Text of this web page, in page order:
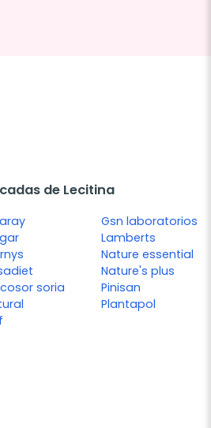
de Lecitina
soria
Gsn laboratorios
Lamberts
Nature essential
Nature's plus
Pinisan
Plantapol